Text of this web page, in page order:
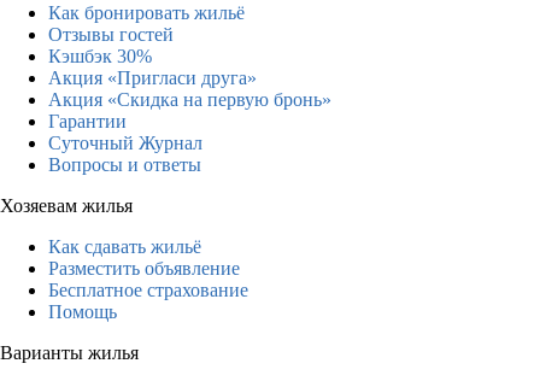
Как бронировать жильё
Отзывы гостей
Кэшбэк 30%
Акция «Пригласи друга»
Акция «Скидка на первую бронь»
Гарантии
Суточный Журнал
Вопросы и ответы
Хозяевам жилья
Как сдавать жильё
Разместить объявление
Бесплатное страхование
Помощь
Варианты жилья